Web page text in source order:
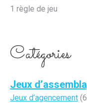
1 règle de jeu
Catégories
Jeux
Jeux d’agencement